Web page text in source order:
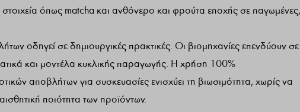
στοιχεία όπως matcha και ανθόνερο και φρούτα εποχής σε παγωμένες,
οδηγεί σε δημιουργικές πρακτικές. Οι βιομηχανίες επενδύουν σε
και μοντέλα κυκλικής παραγωγής. Η χρήση 100%
αποβλήτων για συσκευασίες ενισχύει τη βιωσιμότητα, χωρίς να
ποιότητα των προϊόντων.